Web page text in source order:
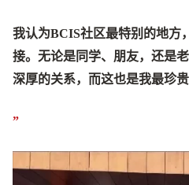
我认为BCIS社区最特别的地方
接。无论是同学、朋友，还是
深厚的关系，而这也是我最珍贵
”